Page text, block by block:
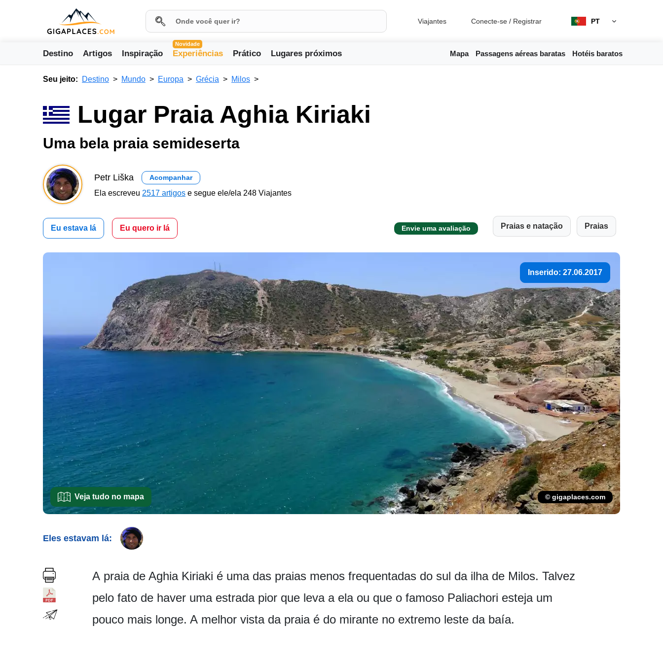
Viajantes Conecte-se / Registrar PT
Destino Artigos Inspiração
Novidade
Experiências Prático Lugares próximos Mapa Passagens aéreas baratas Hotéis baratos
Seu jeito: Destino Mundo Europa Grécia Milos
Lugar Praia Aghia Kiriaki
Uma bela praia semideserta
Petr Liška Acompanhar
Ela escreveu 2517 artigos e segue ele/ela 248 Viajantes
Eu estava lá Eu quero ir lá Envie uma avaliação Praias e natação Praias
Inserido: 27.06.2017
Veja tudo no mapa © gigaplaces.com
Eles estavam lá:
A praia de Aghia Kiriaki é uma das praias menos frequentadas do sul da ilha de Milos. Talvez
pelo fato de haver uma estrada pior que leva a ela ou que o famoso Paliachori esteja um
pouco mais longe. A melhor vista da praia é do mirante no extremo leste da baía.